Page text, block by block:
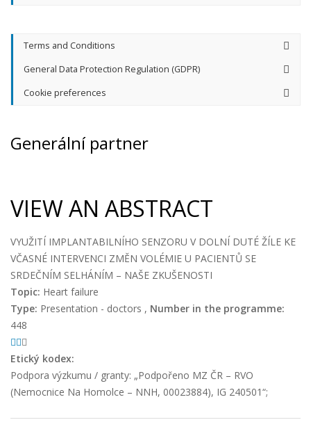
Terms and Conditions
General Data Protection Regulation (GDPR)
Cookie preferences
Generální partner
VIEW AN ABSTRACT
VYUŽITÍ IMPLANTABILNÍHO SENZORU V DOLNÍ DUTÉ ŽÍLE KE
VČASNÉ INTERVENCI ZMĚN VOLÉMIE U PACIENTŮ SE
SRDEČNÍM SELHÁNÍM – NAŠE ZKUŠENOSTI
Topic: Heart failure
Type: Presentation - doctors , Number in the programme:
448
Etický kodex:
Podpora výzkumu / granty: „Podpořeno MZ ČR – RVO
(Nemocnice Na Homolce – NNH, 00023884), IG 240501“;